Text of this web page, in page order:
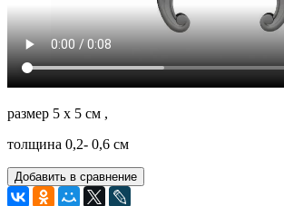
размер 5 х 5 см ,
толщина 0,2- 0,6 см
Добавить в сравнение